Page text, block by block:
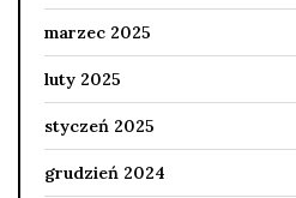
marzec 2025
luty 2025
styczeń 2025
grudzień 2024